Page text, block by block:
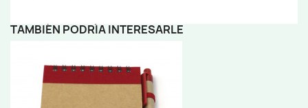
TAMBIÉN PODRÍA INTERESARLE